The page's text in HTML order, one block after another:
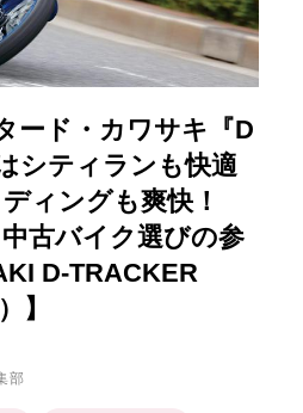
ード・カワサキ『D
シティランも快適
ィングも爽快！
中古バイク選びの参
D-TRACKER
】
部